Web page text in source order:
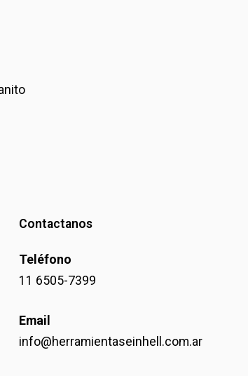
Contactanos
Teléfono
11 6505-7399
Email
info@herramientaseinhell.com.ar